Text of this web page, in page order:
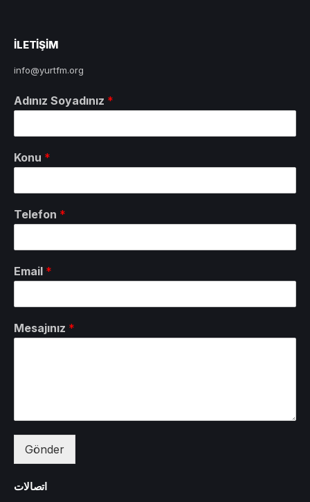
ILETIŞIM
info@yurtfm.org
Adınız Soyadınız *
Konu *
Telefon *
Email *
Mesajınız *
Gönder
اتصالات